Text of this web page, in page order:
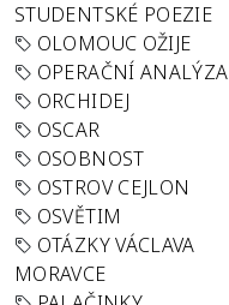
STUDENTSKÉ POEZIE
OLOMOUC OŽIJE
OPERAČNÍ ANALÝZA
ORCHIDEJ
OSCAR
OSOBNOST
OSTROV CEJLON
OSVĚTIM
OTÁZKY VÁCLAVA
MORAVCE